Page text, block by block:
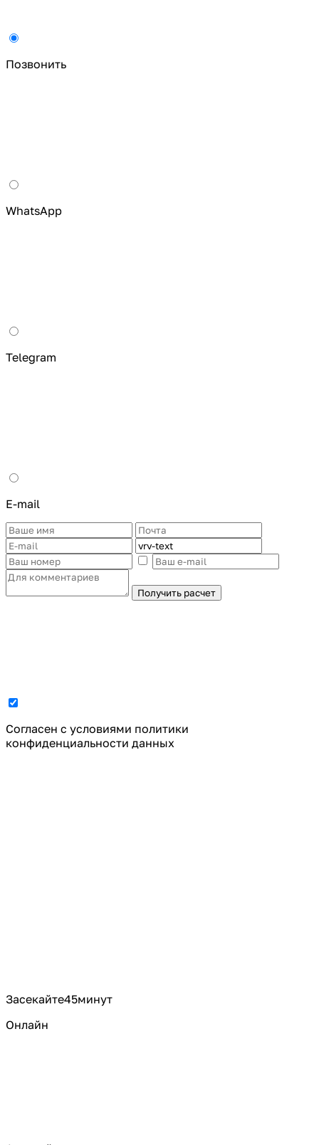
Позвонить
WhatsApp
Telegram
E-mail
Получить расчет
Cогласен с условиями политики
конфиденциальности данных
Засекайте45минут
Онлайн